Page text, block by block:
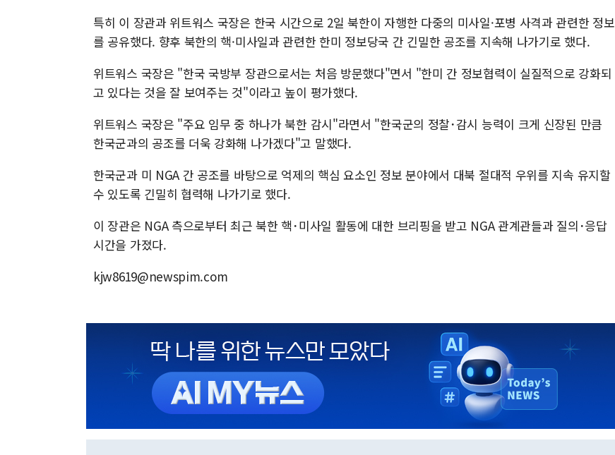
특히 이 장관과 위트워스 국장은 한국 시간으로 2일 북한이 자행한 다중의 미사일·포병 사격과 관련한 정보
를 공유했다. 향후 북한의 핵·미사일과 관련한 한미 정보당국 간 긴밀한 공조를 지속해 나가기로 했다.
위트워스 국장은 "한국 국방부 장관으로서는 처음 방문했다"면서 "한미 간 정보협력이 실질적으로 강화되
고 있다는 것을 잘 보여주는 것"이라고 높이 평가했다.
위트워스 국장은 "주요 임무 중 하나가 북한 감시"라면서 "한국군의 정찰･감시 능력이 크게 신장된 만큼
한국군과의 공조를 더욱 강화해 나가겠다"고 말했다.
한국군과 미 NGA 간 공조를 바탕으로 억제의 핵심 요소인 정보 분야에서 대북 절대적 우위를 지속 유지할
수 있도록 긴밀히 협력해 나가기로 했다.
이 장관은 NGA 측으로부터 최근 북한 핵･미사일 활동에 대한 브리핑을 받고 NGA 관계관들과 질의･응답
시간을 가졌다.
kjw8619@newspim.com